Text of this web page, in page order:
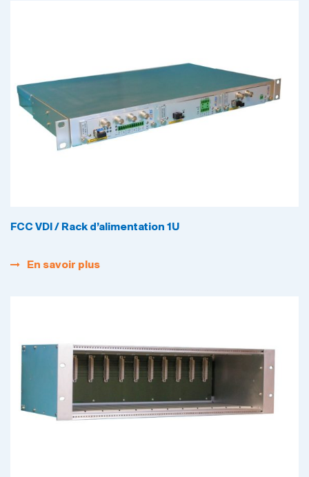
FCC VDI / Rack d’alimentation 1U
En savoir plus